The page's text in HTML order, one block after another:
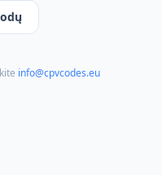
info@cpvcodes.eu